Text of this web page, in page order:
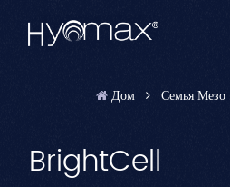
Дом Семья Мезо
BrightCell